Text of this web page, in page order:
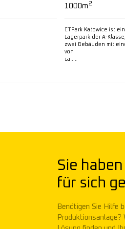
1000m2
CTPark Katowice ist
Lagerpark der A-
zwei Gebäuden mit
von
ca…..
Sie
für sich
Benötigen Sie Hilfe
Produktionsanlage?